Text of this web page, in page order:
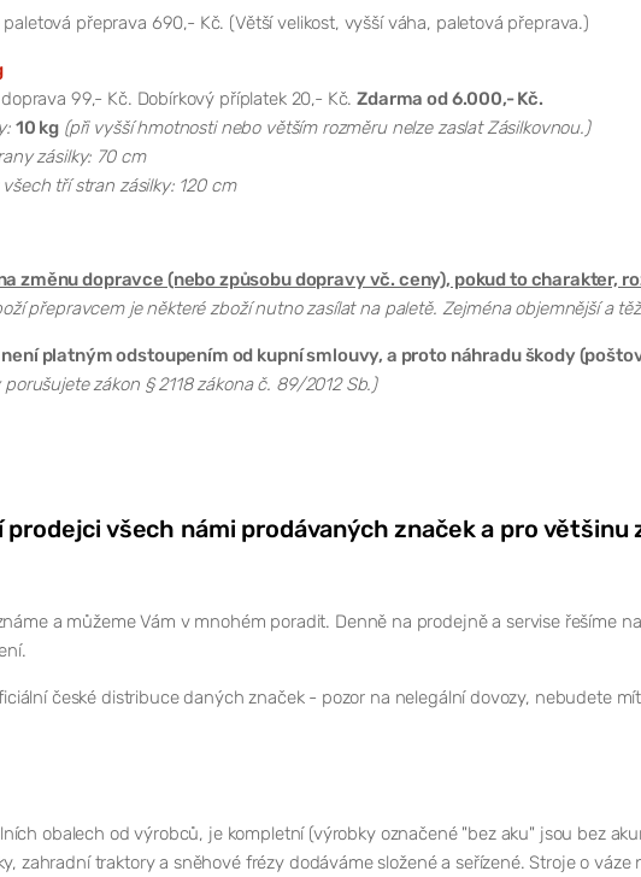
přeprava 690,- Kč. (Větší velikost, vyšší váha, paletová přeprava.)
99,- Kč. Dobírkový příplatek 20,- Kč.Zdarma od 6.000,- Kč.
10 kg (při vyšší hmotnosti nebo větším rozměru nelze zaslat Zásilkovnou.)
zásilky: 70 cm
tří stran zásilky: 120 cm
změnu dopravce (nebo způsobu dopravy vč. ceny), pokud to charakter,
přepravcem je některé zboží nutno zasílat na paletě. Zejména objemnější a
platným odstoupením od kupní smlouvy, a proto náhradu škody
zákon § 2118 zákona č. 89/2012 Sb.)
všech námi prodávaných značek a pro většinu
a můžeme Vám v mnohém poradit. Denně na prodejně a servise řešíme
české distribuce daných značek - pozor na nelegální dovozy, nebudete
obalech od výrobců, je kompletní (výrobky označené "bez aku" jsou bez
zahradní traktory a sněhové frézy dodáváme složené a seřízené. Stroje o váze